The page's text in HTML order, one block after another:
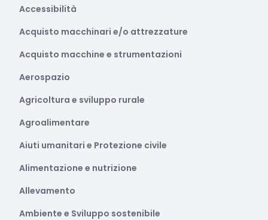
Accessibilità
Acquisto macchinari e/o attrezzature
Acquisto macchine e strumentazioni
Aerospazio
Agricoltura e sviluppo rurale
Agroalimentare
Aiuti umanitari e Protezione civile
Alimentazione e nutrizione
Allevamento
Ambiente e Sviluppo sostenibile